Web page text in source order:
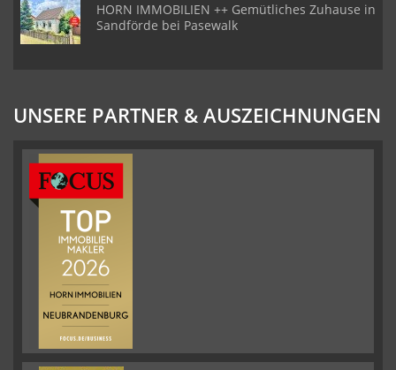
HORN IMMOBILIEN ++ Gemütliches Zuhause in
Sandförde bei Pasewalk
UNSERE PARTNER & AUSZEICHNUNGEN